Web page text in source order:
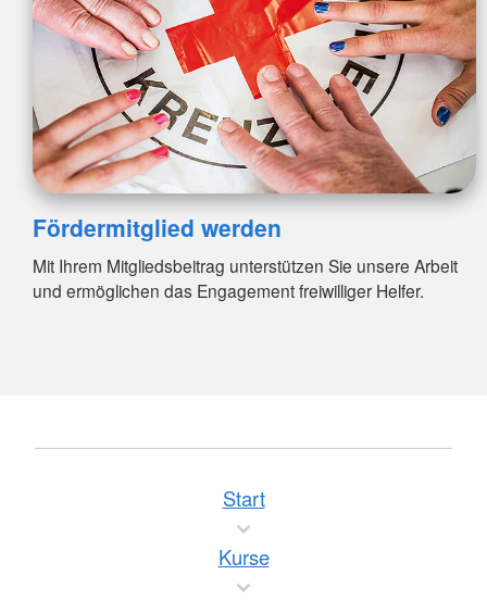
Fördermitglied werden
Mit Ihrem Mitgliedsbeitrag unterstützen Sie unsere Arbeit
und ermöglichen das Engagement freiwilliger Helfer.
Start
Kurse